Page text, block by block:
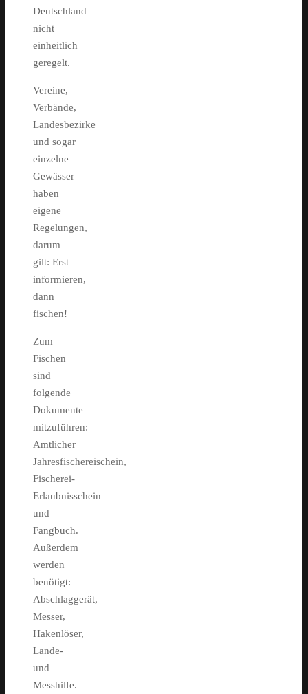
Deutschland
nicht
einheitlich
geregelt.
Vereine,
Verbände,
Landesbezirke
und sogar
einzelne
Gewässer
haben
eigene
Regelungen,
darum
gilt: Erst
informieren,
dann
fischen!
Zum
Fischen
sind
folgende
Dokumente
mitzuführen:
Amtlicher
Jahresfischereischein,
Fischerei-
Erlaubnisschein
und
Fangbuch.
Außerdem
werden
benötigt:
Abschlaggerät,
Messer,
Hakenlöser,
Lande-
und
Messhilfe.